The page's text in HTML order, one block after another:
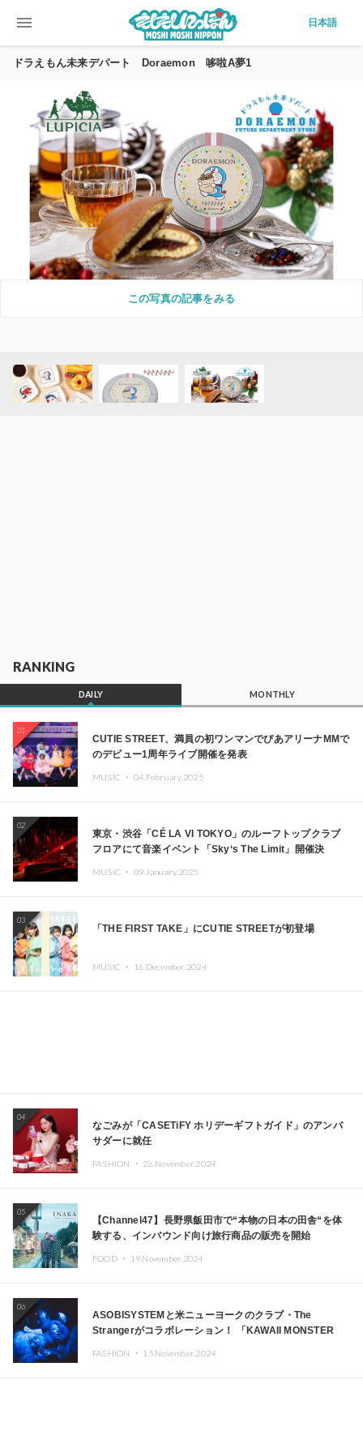
menu 日本語
ドラえもん未来デパート Doraemon 哆啦A夢1
この写真の記事をみる
RANKING
DAILY MONTHLY
01
CUTIE STREET、満員の初ワンマンでぴあアリーナMMで
のデビュー1周年ライブ開催を発表
MUSIC ・ 04.February.2025
02
東京・渋谷「CÉ LA VI TOKYO」のルーフトップクラブ
フロアにて音楽イベント「Sky‘s The Limit」開催決
Kza（FORCE OF NATURE）ら日本を代表するDJ・クリ
MUSIC ・ 09.January.2025
03
「THE FIRST TAKE」にCUTIE STREETが初登場
MUSIC ・ 16.December.2024
04
なごみが「CASETiFY ホリデーギフトガイド」のアンバ
サダーに就任
FASHION ・ 26.November.2024
05
【Channel47】長野県飯田市で“本物の日本の田舎“を体
験する、インバウンド向け旅行商品の販売を開始
FOOD ・ 19.November.2024
06
ASOBISYSTEMと米ニューヨークのクラブ・The
Strangerがコラボレーション！ 「KAWAII MONSTER
FASHION ・ 15.November.2024